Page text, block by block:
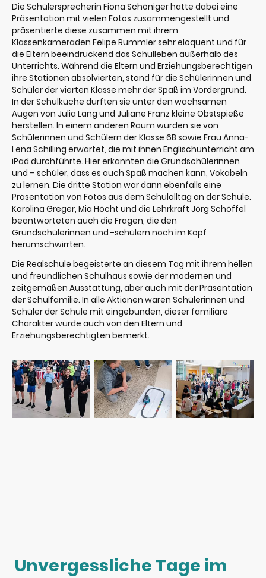
Die Schülersprecherin Fiona Schöniger hatte dabei eine
Präsentation mit vielen Fotos zusammengestellt und
präsentierte diese zusammen mit ihrem
Klassenkameraden Felipe Rummler sehr eloquent und für
die Eltern beeindruckend das Schulleben außerhalb des
Unterrichts. Während die Eltern und Erziehungsberechtigen
ihre Stationen absolvierten, stand für die Schülerinnen und
Schüler der vierten Klasse mehr der Spaß im Vordergrund.
In der Schulküche durften sie unter den wachsamen
Augen von Julia Lang und Juliane Franz kleine Obstspieße
herstellen. In einem anderen Raum wurden sie von
Schülerinnen und Schülern der Klasse 6B sowie Frau Anna-
Lena Schilling erwartet, die mit ihnen Englischunterricht am
iPad durchführte. Hier erkannten die Grundschülerinnen
und – schüler, dass es auch Spaß machen kann, Vokabeln
zu lernen. Die dritte Station war dann ebenfalls eine
Präsentation von Fotos aus dem Schulalltag an der Schule.
Karolina Greger, Mia Höcht und die Lehrkraft Jörg Schöffel
beantworteten auch die Fragen, die den
Grundschülerinnen und -schülern noch im Kopf
herumschwirrten.
Die Realschule begeisterte an diesem Tag mit ihrem hellen
und freundlichen Schulhaus sowie der modernen und
zeitgemäßen Ausstattung, aber auch mit der Präsentation
der Schulfamilie. In alle Aktionen waren Schülerinnen und
Schüler der Schule mit eingebunden, dieser familiäre
Charakter wurde auch von den Eltern und
Erziehungsberechtigten bemerkt.
Unvergessliche Tage im